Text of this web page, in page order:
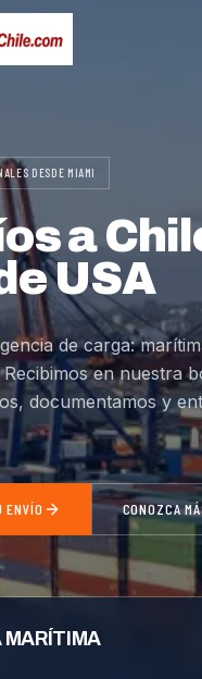
DESDE MIAMI
a
USA
de carga:
en nuestra
documentamos y
CONOZCA
MARÍTIMA